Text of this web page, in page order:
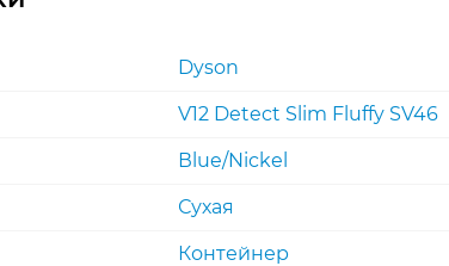
Dyson
V12 Detect Slim Fluffy SV46
Вlue/Nickel
Сухая
Контейнер